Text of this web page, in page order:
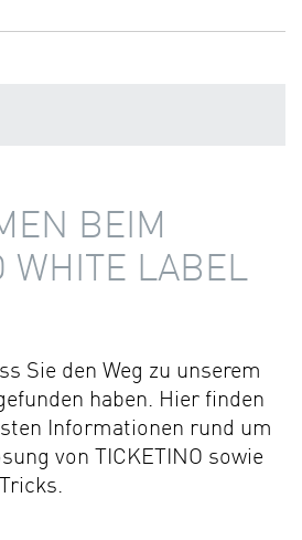
BEIM
WHITE LABEL
Sie den Weg zu unserem
haben. Hier finden
Informationen rund um
von TICKETINO sowie